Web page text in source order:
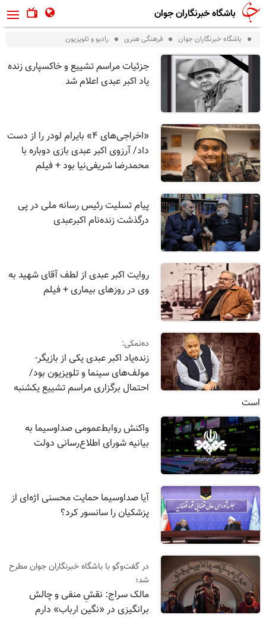
باشگاه خبرنگاران جوان
باشگاه خبرنگاران جوان فرهنگی هنری رادیو و تلویزیون
جزئیات مراسم تشییع و خاکسپاری زنده
یاد اکبر عبدی اعلام شد
«اخراجی‌های ۴» بایرام لودر را از دست
داد/ آرزوی اکبر عبدی بازی دوباره با
محمدرضا شریفی‌نیا بود + فیلم
پیام تسلیت رئیس رسانه ملی در پی
درگذشت زنده‌نام اکبرعبدی
روایت اکبر عبدی از لطف آقای شهید به
وی در روز‌های بیماری + فیلم
ده‌نمکی:
زنده‌یاد اکبر عبدی یکی از بازیگر-
مولف‌های سینما و تلویزیون بود/
احتمال برگزاری مراسم تشییع یکشنبه
است
واکنش روابط‌عمومی صداوسیما به
بیانیه شورای اطلاع‌رسانی دولت
آیا صداوسیما حمایت محسنی اژه‌ای از
پزشکیان را سانسور کرد؟
در گفت‌وگو با باشگاه خبرنگاران جوان مطرح
شد؛
مالک سراج: نقشِ منفی و چالش
برانگیزی در «نگین ارباب» دارم